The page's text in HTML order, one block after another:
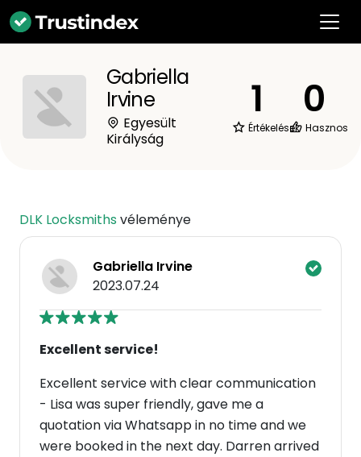
Gabriella
Irvine
Egyesült
Királyság
1
Értékelések
0
Hasznos
DLK Locksmithsvéleménye
Gabriella Irvine
2023.07.24
Excellent service!
Excellent service with clear communication
- Lisa was super friendly, gave me a
quotation via Whatsapp in no time and we
were booked in the next day. Darren arrived